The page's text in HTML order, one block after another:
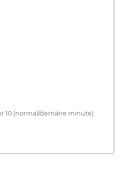
10 (normal/dernière minute)